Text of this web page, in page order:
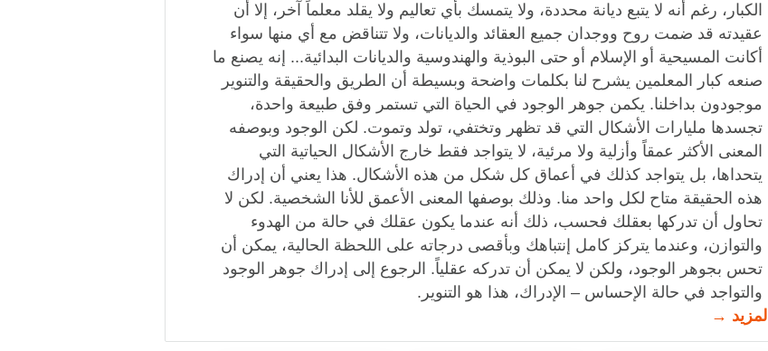
الكبار، رغم أنه لا يتبع ديانة محددة، ولا يتمسك بأي تعاليم ولا يقلد معلماً آخر، إلا أن
عقيدته قد ضمت روح ووجدان جميع العقائد والديانات، ولا تتناقض مع أي منها سواء
أكانت المسيحية أو الإسلام أو حتى البوذية والهندوسية والديانات البدائية... إنه يصنع ما
صنعه كبار المعلمين يشرح لنا بكلمات واضحة وبسيطة أن الطريق والحقيقة والتنوير
موجودون بداخلنا. يكمن جوهر الوجود في الحياة التي تستمر وفق طبيعة واحدة،
تجسدها مليارات الأشكال التي قد تظهر وتختفي، تولد وتموت. لكن الوجود وبوصفه
المعنى الأكثر عمقاً وأزلية ولا مرئية، لا يتواجد فقط خارج الأشكال الحياتية التي
يتحداها، بل يتواجد كذلك في أعماق كل شكل من هذه الأشكال. هذا يعني أن إدراك
هذه الحقيقة متاح لكل واحد منا. وذلك بوصفها المعنى الأعمق للأنا الشخصية. لكن لا
تحاول أن تدركها بعقلك فحسب، ذلك أنه عندما يكون عقلك في حالة من الهدوء
والتوازن، وعندما يتركز كامل إنتباهك وبأقصى درجاته على اللحظة الحالية، يمكن أن
تحس بجوهر الوجود، ولكن لا يمكن أن تدركه عقلياً. الرجوع إلى إدراك جوهر الوجود
والتواجد في حالة الإحساس – الإدراك، هذا هو التنوير.
المزيد →